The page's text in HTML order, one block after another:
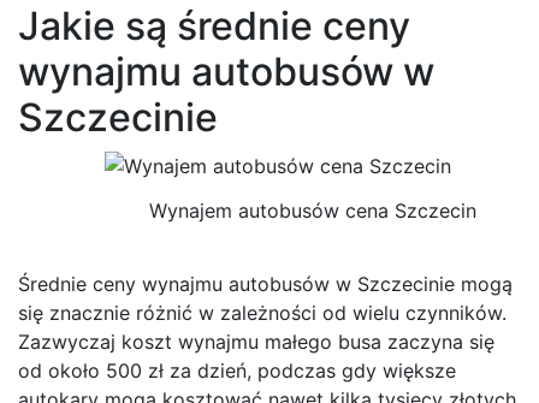
Jakie są średnie ceny
wynajmu autobusów w
Szczecinie
Wynajem autobusów cena Szczecin
Średnie ceny wynajmu autobusów w Szczecinie mogą
się znacznie różnić w zależności od wielu czynników.
Zazwyczaj koszt wynajmu małego busa zaczyna się
od około 500 zł za dzień, podczas gdy większe